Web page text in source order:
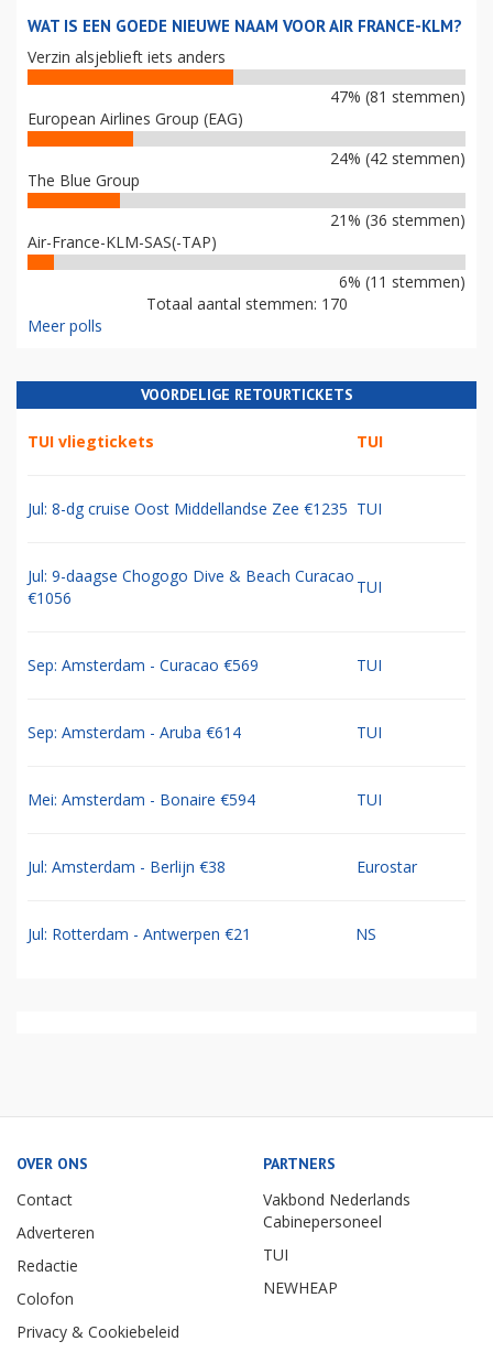
WAT IS EEN GOEDE NIEUWE NAAM VOOR AIR FRANCE-KLM?
Verzin alsjeblieft iets anders
47% (81 stemmen)
European Airlines Group (EAG)
24% (42 stemmen)
The Blue Group
21% (36 stemmen)
Air-France-KLM-SAS(-TAP)
6% (11 stemmen)
Totaal aantal stemmen: 170
Meer polls
VOORDELIGE RETOURTICKETS
TUI vliegtickets TUI
Jul: 8-dg cruise Oost Middellandse Zee €1235 TUI
Jul: 9-daagse Chogogo Dive & Beach Curacao
€1056
TUI
Sep: Amsterdam - Curacao €569 TUI
Sep: Amsterdam - Aruba €614 TUI
Mei: Amsterdam - Bonaire €594 TUI
Jul: Amsterdam - Berlijn €38 Eurostar
Jul: Rotterdam - Antwerpen €21 NS
OVER ONS
Contact
Adverteren
Redactie
Colofon
Privacy & Cookiebeleid
PARTNERS
Vakbond Nederlands
Cabinepersoneel
TUI
NEWHEAP